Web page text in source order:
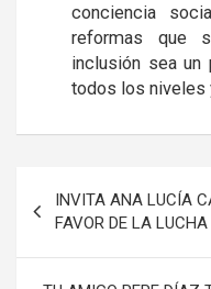
conciencia
reformas que
inclusión sea un
todos los niveles
de
entradas
INVITA ANA LUCÍA
FAVOR DE LA